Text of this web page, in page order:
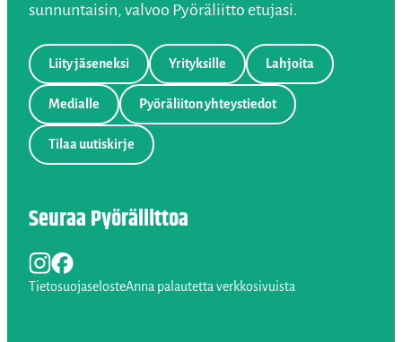
sunnuntaisin, valvoo Pyöräliitto etujasi.
Liity jäseneksi Yrityksille Lahjoita
Medialle Pyöräliiton yhteystiedot
Tilaa uutiskirje
Seuraa Pyöräliittoa
Instagram
Facebook
LinkedIn
TietosuojaselosteAnna palautetta verkkosivuista